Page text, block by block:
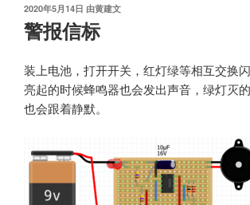
发
布
于
2020年5月14日 由黄建文
警报信标
装上电池，打开开关，红灯绿等相互交换
亮起的时候蜂鸣器也会发出声音，绿灯灭
也会跟着静默。